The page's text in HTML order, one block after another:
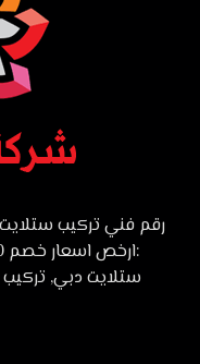
رقم فني تركيب
ستلايت دبي,